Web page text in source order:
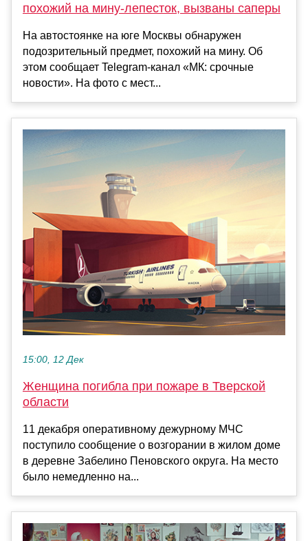
похожий на мину-лепесток, вызваны саперы
На автостоянке на юге Москвы обнаружен
подозрительный предмет, похожий на мину. Об
этом сообщает Telegram-канал «МК: срочные
новости». На фото с мест...
15:00, 12 Дек
Женщина погибла при пожаре в Тверской
области
11 декабря оперативному дежурному МЧС
поступило сообщение о возгорании в жилом доме
в деревне Забелино Пеновского округа. На место
было немедленно на...